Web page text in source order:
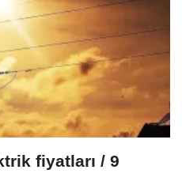
fiyatları / 9